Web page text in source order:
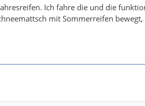
Ich fahre die und die
mit Sommerreifen